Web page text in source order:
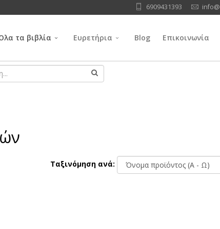
6909431393
τα βιβλία Ευρετήρια Blog Επικοινωνία
Ταξινόμηση ανά: